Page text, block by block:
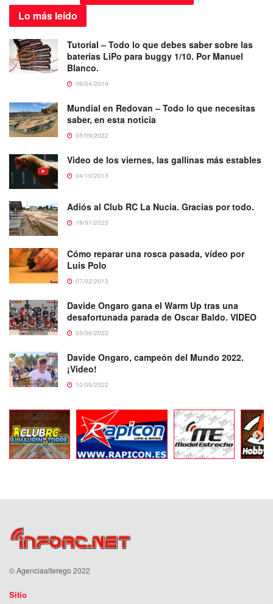
Lo más leído
Tutorial – Todo lo que debes saber sobre las
baterías LiPo para buggy 1/10. Por Manuel
Blanco.
09/04/2019
Mundial en Redovan – Todo lo que necesitas
saber, en esta noticia
05/09/2022
Video de los viernes, las gallinas más estables
04/10/2013
Adiós al Club RC La Nucia. Gracias por todo.
19/01/2023
Cómo reparar una rosca pasada, vídeo por
Luis Polo
07/02/2013
Davide Ongaro gana el Warm Up tras una
desafortunada parada de Oscar Baldo. VIDEO
05/06/2022
Davide Ongaro, campeón del Mundo 2022.
¡Video!
10/09/2022
©Agenciaalterego 2022
Sitio